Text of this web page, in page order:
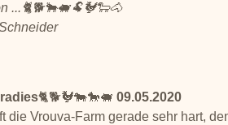
...🐈🐕🐂🐖🐏🐓🐑🐴
🐈🐕🐓🐄🐎🐖 09.05.2020
die Vrouva-Farm gerade sehr hart,